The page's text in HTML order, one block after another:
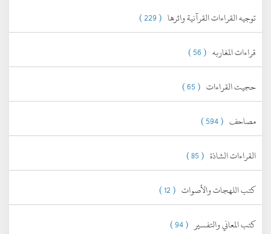
توجيه القراءات القرآنية واثرها ( 229 )
قراءات المغاربه ( 56 )
حجيت القراءات ( 65 )
مصاحف ( 594 )
القراءات الشاذة ( 85 )
كتب اللهجات والأصوات ( 12 )
كتب المعاني والتفسير ( 94 )